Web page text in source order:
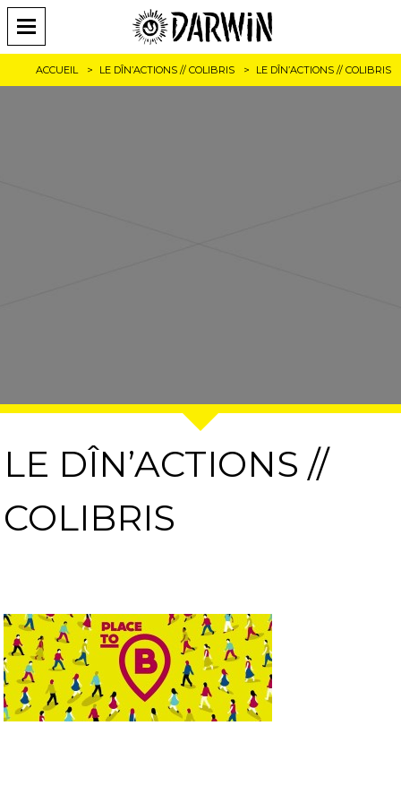
ACCUEIL LE DÎN’ACTIONS // COLIBRIS LE DÎN’ACTIONS // COLIBRIS
LE DÎN’ACTIONS //
COLIBRIS